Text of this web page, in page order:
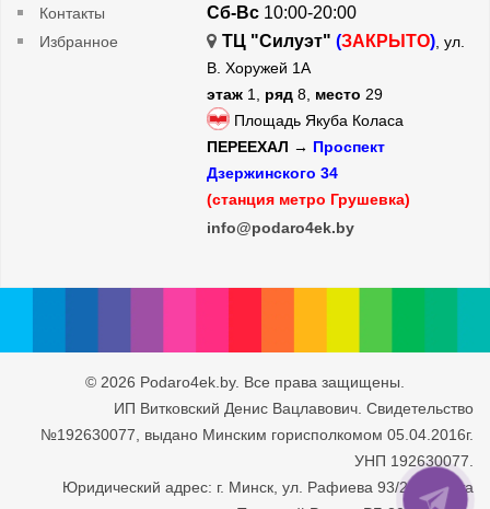
Контакты
Избранное
Сб-Вс 10:00-20:00
ТЦ "Силуэт" (ЗАКРЫТО), ул.
В. Хоружей 1А
этаж 1, ряд 8, место 29
Площадь Якуба Коласа
ПЕРЕЕХАЛ → Проспект
Дзержинского 34
(станция метро Грушевка)
info@podaro4ek.by
© 2026 Podaro4ek.by. Все права защищены.
ИП Витковский Денис Вацлавович. Свидетельство
№192630077, выдано Минским горисполкомом 05.04.2016г.
УНП 192630077.
Юридический адрес: г. Минск, ул. Рафиева 93/2-71. Дата